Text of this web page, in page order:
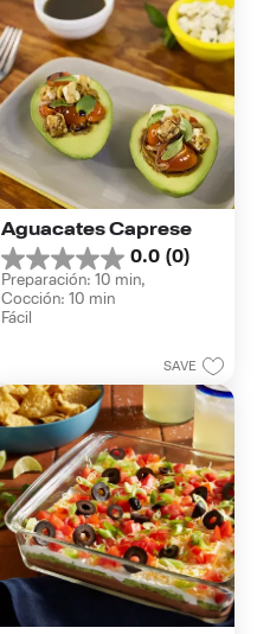
Aguacates Caprese
0.0 (0)
0.0
de
5
estrellas.
Preparación: 10 min,
Cocción: 10 min
Fácil
SAVE